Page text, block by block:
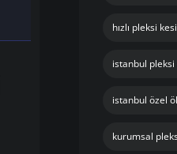
hızlı pleksi
istanbul
istanbul özel
kurumsal